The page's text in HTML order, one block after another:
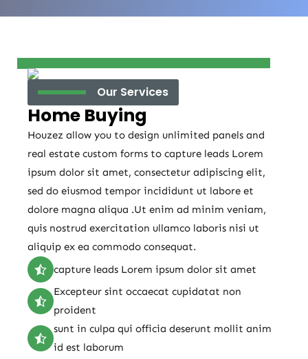
Our Services
Home Buying
Houzez allow you to design unlimited panels and
real estate custom forms to capture leads Lorem
ipsum dolor sit amet, consectetur adipiscing elit,
sed do eiusmod tempor incididunt ut labore et
dolore magna aliqua .Ut enim ad minim veniam,
quis nostrud exercitation ullamco laboris nisi ut
aliquip ex ea commodo consequat.
capture leads Lorem ipsum dolor sit amet
Excepteur sint occaecat cupidatat non
proident
sunt in culpa qui officia deserunt mollit anim
id est laborum